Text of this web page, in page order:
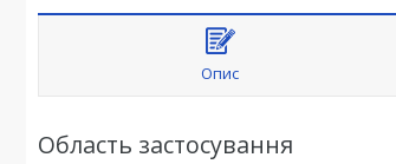
Опис
Область застосування